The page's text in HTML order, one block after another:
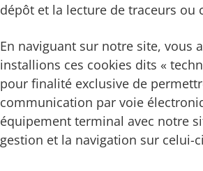
dépôt et la lecture de traceurs ou
En naviguant sur notre site, vous
installions ces cookies dits «
pour finalité exclusive de
communication par voie
équipement terminal avec notre
gestion et la navigation sur celui-